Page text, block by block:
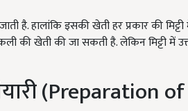
है. हालांकि इसकी खेती हर प्रकार की
की खेती की जा सकती है. लेकिन मिट्टी में
(Preparation